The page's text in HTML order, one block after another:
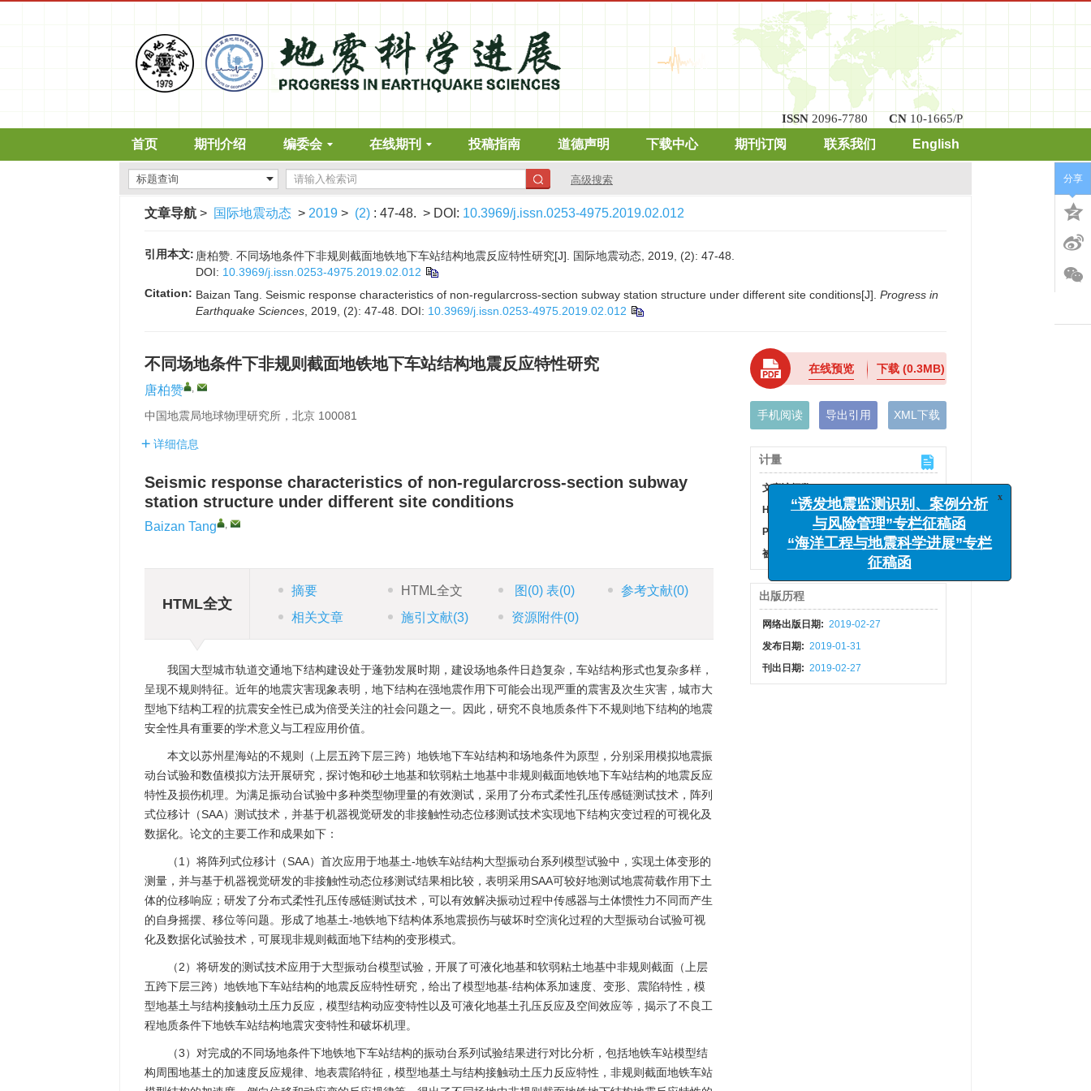
ISSN 2096-7780 CN 10-1665/P
首页 期刊介绍 编委会 在线期刊 投稿指南 道德声明 下载中心 期刊订阅 联系我们 English
高级搜索
文章导航 > 国际地震动态 > 2019 > (2) : 47-48. > DOI: 10.3969/j.issn.0253-4975.2019.02.012
引用本文: 唐柏赞. 不同场地条件下非规则截面地铁地下车站结构地震反应特性研究[J]. 国际地震动态, 2019, (2): 47-48.
DOI: 10.3969/j.issn.0253-4975.2019.02.012
Citation: Baizan Tang. Seismic response characteristics of non-regularcross-section subway station structure under different site conditions[J]. Progress in
Earthquake Sciences , 2019, (2): 47-48. DOI: 10.3969/j.issn.0253-4975.2019.02.012
不同场地条件下非规则截面地铁地下车站结构地震反应特性研究
唐柏赞 ,
中国地震局地球物理研究所，北京 100081
详细信息
Seismic response characteristics of non-regularcross-section subway
station structure under different site conditions
Baizan Tang ,
HTML全文
摘要 HTML全文 图 (0)表(0) 参考文献(0)
相关文章
施引文献(3) 资源附件(0)
我国大型城市轨道交通地下结构建设处于蓬勃发展时期，建设场地条件日趋复杂，车站结构形式也复杂多样，
呈现不规则特征。近年的地震灾害现象表明，地下结构在强地震作用下可能会出现严重的震害及次生灾害，城市大
型地下结构工程的抗震安全性已成为倍受关注的社会问题之一。因此，研究不良地质条件下不规则地下结构的地震
安全性具有重要的学术意义与工程应用价值。
本文以苏州星海站的不规则（上层五跨下层三跨）地铁地下车站结构和场地条件为原型，分别采用模拟地震振
动台试验和数值模拟方法开展研究，探讨饱和砂土地基和软弱粘土地基中非规则截面地铁地下车站结构的地震反应
特性及损伤机理。为满足振动台试验中多种类型物理量的有效测试，采用了分布式柔性孔压传感链测试技术，阵列
式位移计（SAA）测试技术，并基于机器视觉研发的非接触性动态位移测试技术实现地下结构灾变过程的可视化及
数据化。论文的主要工作和成果如下：
（1）将阵列式位移计（SAA）首次应用于地基土-地铁车站结构大型振动台系列模型试验中，实现土体变形的
测量，并与基于机器视觉研发的非接触性动态位移测试结果相比较，表明采用SAA可较好地测试地震荷载作用下土
体的位移响应；研发了分布式柔性孔压传感链测试技术，可以有效解决振动过程中传感器与土体惯性力不同而产生
的自身摇摆、移位等问题。形成了地基土-地铁地下结构体系地震损伤与破坏时空演化过程的大型振动台试验可视
化及数据化试验技术，可展现非规则截面地下结构的变形模式。
（2）将研发的测试技术应用于大型振动台模型试验，开展了可液化地基和软弱粘土地基中非规则截面（上层
五跨下层三跨）地铁地下车站结构的地震反应特性研究，给出了模型地基-结构体系加速度、变形、震陷特性，模
型地基土与结构接触动土压力反应，模型结构动应变特性以及可液化地基土孔压反应及空间效应等，揭示了不良工
程地质条件下地铁车站结构地震灾变特性和破坏机理。
（3）对完成的不同场地条件下地铁地下车站结构的振动台系列试验结果进行对比分析，包括地铁车站模型结
构周围地基土的加速度反应规律、地表震陷特征，模型地基土与结构接触动土压力反应特性，非规则截面地铁车站
在线预览 下载(0.3MB)
手机阅读 导出引用 XML下载
计量
文章访问数: 599
HTML全文浏览量: 225
PDF下载量: 8
被引次数:
出版历程
网络出版日期: 2019-02-27
发布日期: 2019-01-31
刊出日期: 2019-02-27
分享
“诱发地震监测识别、案例分析
与风险管理”专栏征稿函
“海洋工程与地震科学进展”专栏
征稿函